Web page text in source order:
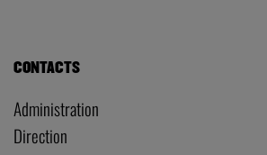
CONTACTS
Administration
Direction